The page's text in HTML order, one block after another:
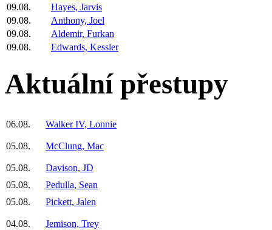
09.08.
Hayes, Jarvis
09.08.
Anthony, Joel
09.08.
Aldemir, Furkan
09.08.
Edwards, Kessler
Aktuální přestupy
06.08. Walker IV, Lonnie
05.08. McClung, Mac
05.08.
Davison, JD
05.08.
Pedulla, Sean
05.08.
Pickett, Jalen
04.08. Jemison, Trey